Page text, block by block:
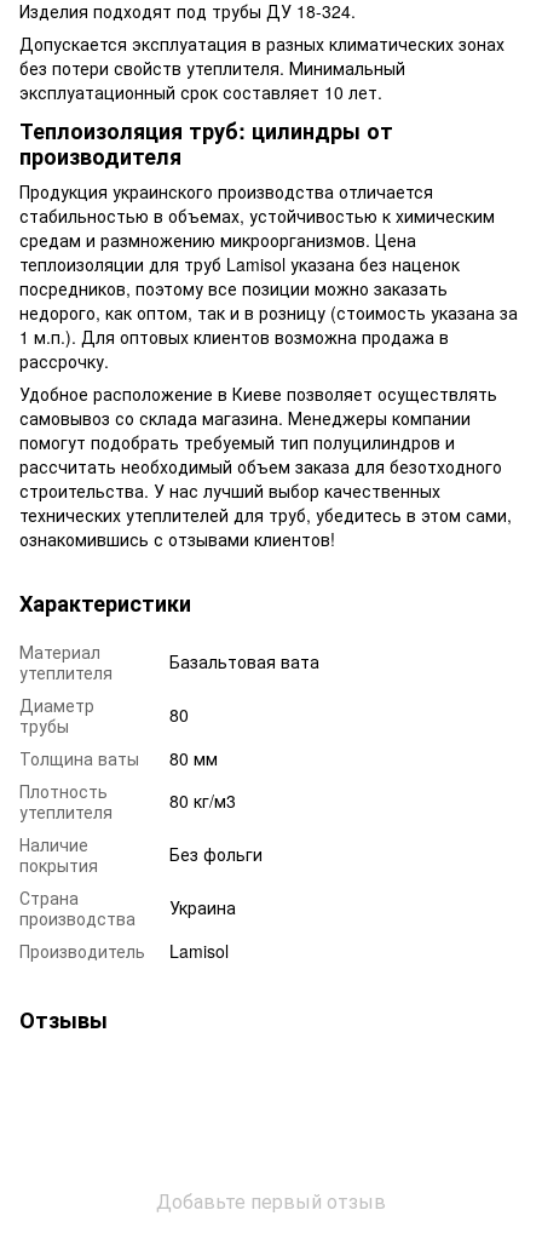
Изделия подходят под трубы ДУ 18-324.
Допускается эксплуатация в разных климатических зонах
без потери свойств утеплителя. Минимальный
эксплуатационный срок составляет 10 лет.
Теплоизоляция труб: цилиндры от
производителя
Продукция украинского производства отличается
стабильностью в объемах, устойчивостью к химическим
средам и размножению микроорганизмов. Цена
теплоизоляции для труб Lamisol указана без наценок
посредников, поэтому все позиции можно заказать
недорого, как оптом, так и в розницу (стоимость указана за
1 м.п.). Для оптовых клиентов возможна продажа в
рассрочку.
Удобное расположение в Киеве позволяет осуществлять
самовывоз со склада магазина. Менеджеры компании
помогут подобрать требуемый тип полуцилиндров и
рассчитать необходимый объем заказа для безотходного
строительства. У нас лучший выбор качественных
технических утеплителей для труб, убедитесь в этом сами,
ознакомившись с отзывами клиентов!
Характеристики
Материал
утеплителя
Базальтовая вата
Диаметр
трубы
80
Толщина ваты
80 мм
Плотность
утеплителя
80 кг/м3
Наличие
покрытия
Без фольги
Страна
производства
Украина
Производитель
Lamisol
Отзывы
Добавьте первый отзыв